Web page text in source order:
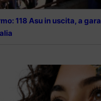
118 Asu in uscita, a